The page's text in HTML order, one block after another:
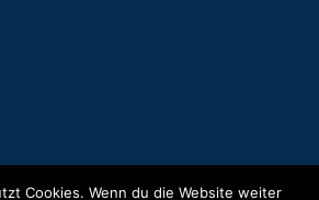
Cookies. Wenn du die Website weiter